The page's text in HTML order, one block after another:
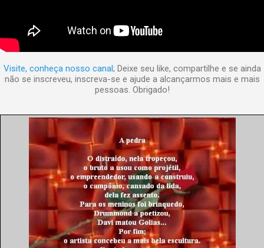
Visite, conheça nosso canal; Deixe seu like, compartilhe e se ainda
não se inscreveu, inscreva-se e ajude a alcançarmos mais e mais
pessoas. Obrigado!